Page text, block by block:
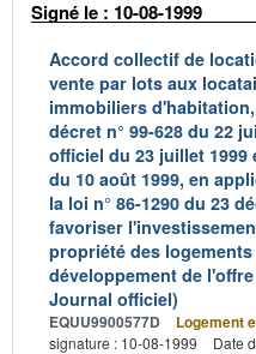
Signé le : 10-08-1999
Accord collectif de
vente par lots aux
immobiliers
décret n° 99-628 du 22
officiel du 23 juillet 1999
du 10 août 1999, en
la loi n° 86-1290 du 23
favoriser
propriété des
développement de
Journal officiel)
EQUU9900577D Logement
signature : 10-08-1999
Date